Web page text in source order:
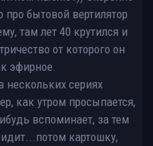
про бытовой вертилятор
там лет 40 крутился и
от которого он
эфирное.
сериях
как утром просыпается,
вспоминает, за тем
картошку,